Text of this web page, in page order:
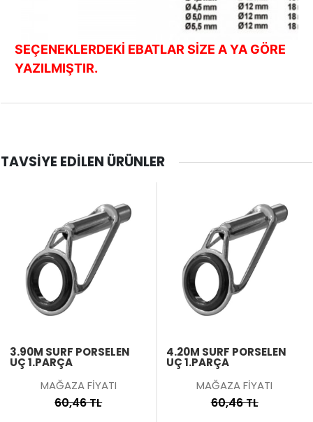
SEÇENEKLERDEKİ EBATLAR SİZE A YA GÖRE
YAZILMIŞTIR.
TAVSIYE EDILEN ÜRÜNLER
3.90M SURF PORSELEN
UÇ 1.PARÇA
MAĞAZA FİYATI
60,46 TL
4.20M SURF PORSELEN
UÇ 1.PARÇA
MAĞAZA FİYATI
60,46 TL